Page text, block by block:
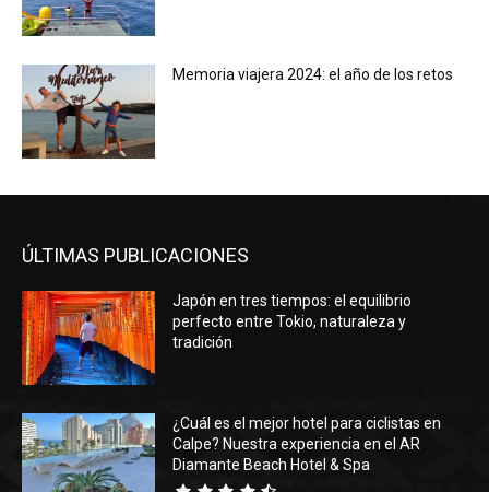
Memoria viajera 2024: el año de los retos
ÚLTIMAS PUBLICACIONES
Japón en tres tiempos: el equilibrio
perfecto entre Tokio, naturaleza y
tradición
¿Cuál es el mejor hotel para ciclistas en
Calpe? Nuestra experiencia en el AR
Diamante Beach Hotel & Spa